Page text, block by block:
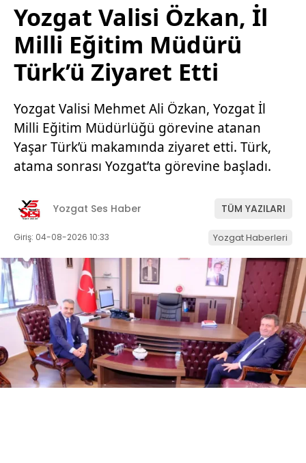
Yozgat Valisi Özkan, İl
Milli Eğitim Müdürü
Türk’ü Ziyaret Etti
Yozgat Valisi Mehmet Ali Özkan, Yozgat İl
Milli Eğitim Müdürlüğü görevine atanan
Yaşar Türk’ü makamında ziyaret etti. Türk,
atama sonrası Yozgat’ta görevine başladı.
Yozgat Ses Haber TÜM YAZILARI
Giriş: 04-08-2026 10:33 Yozgat Haberleri